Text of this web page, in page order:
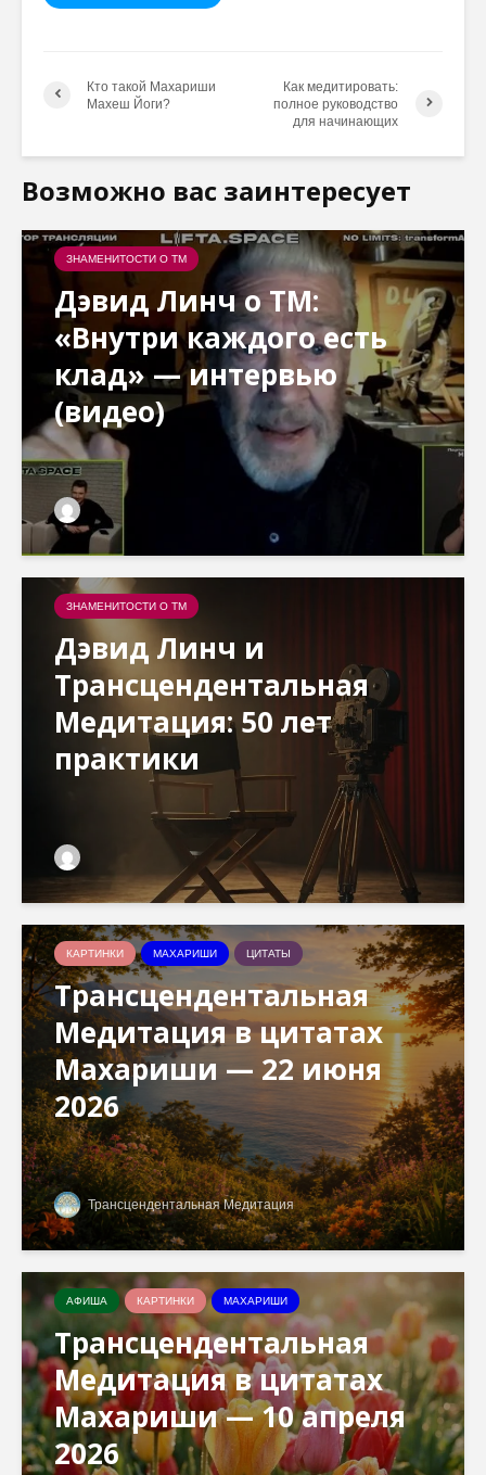
Кто такой Махариши
Махеш Йоги?
Как медитировать:
полное руководство
для начинающих
Возможно вас заинтересует
ЗНАМЕНИТОСТИ О ТМ
Дэвид Линч о ТМ:
«Внутри каждого есть
клад» — интервью
(видео)
ЗНАМЕНИТОСТИ О ТМ
Дэвид Линч и
Трансцендентальная
Медитация: 50 лет
практики
КАРТИНКИ МАХАРИШИ ЦИТАТЫ
Трансцендентальная
Медитация в цитатах
Махариши — 22 июня
2026
Трансцендентальная Медитация
АФИША КАРТИНКИ МАХАРИШИ
Трансцендентальная
Медитация в цитатах
Махариши — 10 апреля
2026